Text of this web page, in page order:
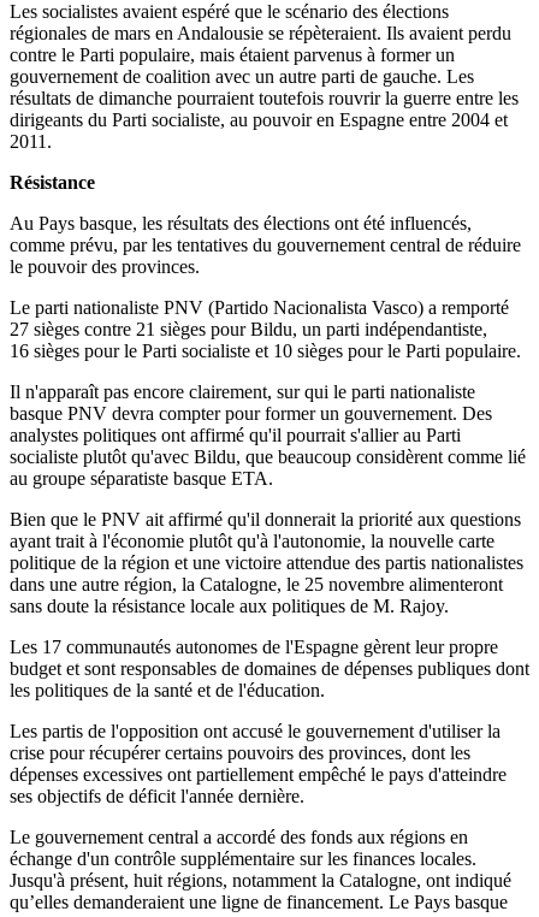
Les socialistes avaient espéré que le scénario des élections
régionales de mars en Andalousie se répèteraient. Ils avaient perdu
contre le Parti populaire, mais étaient parvenus à former un
gouvernement de coalition avec un autre parti de gauche. Les
résultats de dimanche pourraient toutefois rouvrir la guerre entre les
dirigeants du Parti socialiste, au pouvoir en Espagne entre 2004 et
2011.
Résistance
Au Pays basque, les résultats des élections ont été influencés,
comme prévu, par les tentatives du gouvernement central de réduire
le pouvoir des provinces.
Le parti nationaliste PNV (Partido Nacionalista Vasco) a remporté
27 sièges contre 21 sièges pour Bildu, un parti indépendantiste,
16 sièges pour le Parti socialiste et 10 sièges pour le Parti populaire.
Il n'apparaît pas encore clairement, sur qui le parti nationaliste
basque PNV devra compter pour former un gouvernement. Des
analystes politiques ont affirmé qu'il pourrait s'allier au Parti
socialiste plutôt qu'avec Bildu, que beaucoup considèrent comme lié
au groupe séparatiste basque ETA.
Bien que le PNV ait affirmé qu'il donnerait la priorité aux questions
ayant trait à l'économie plutôt qu'à l'autonomie, la nouvelle carte
politique de la région et une victoire attendue des partis nationalistes
dans une autre région, la Catalogne, le 25 novembre alimenteront
sans doute la résistance locale aux politiques de M. Rajoy.
Les 17 communautés autonomes de l'Espagne gèrent leur propre
budget et sont responsables de domaines de dépenses publiques dont
les politiques de la santé et de l'éducation.
Les partis de l'opposition ont accusé le gouvernement d'utiliser la
crise pour récupérer certains pouvoirs des provinces, dont les
dépenses excessives ont partiellement empêché le pays d'atteindre
ses objectifs de déficit l'année dernière.
Le gouvernement central a accordé des fonds aux régions en
échange d'un contrôle supplémentaire sur les finances locales.
Jusqu'à présent, huit régions, notamment la Catalogne, ont indiqué
qu’elles demanderaient une ligne de financement. Le Pays basque